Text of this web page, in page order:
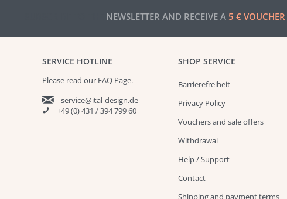
NEWSLETTER AND RECEIVE A 5 € VOUCHER
SERVICE HOTLINE
Please read our FAQ Page.
service@ital-design.de
+49 (0) 431 / 394 799 60
SHOP SERVICE
Barrierefreiheit
Privacy Policy
Vouchers and sale offers
Withdrawal
Help / Support
Contact
Shipping and payment terms